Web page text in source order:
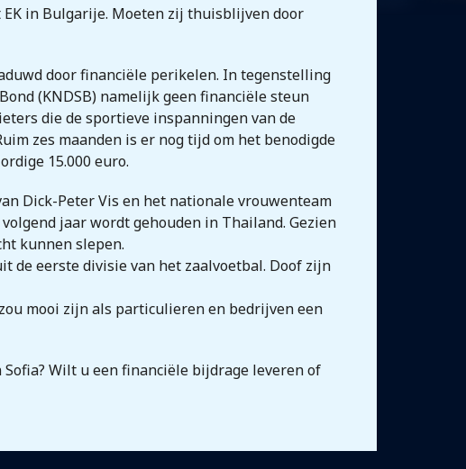
in Bulgarije. Moeten zij thuisblijven door
door financiële perikelen. In tegenstelling
(KNDSB) namelijk geen financiële steun
die de sportieve inspanningen van de
zes maanden is er nog tijd om het benodigde
15.000 euro.
Dick-Peter Vis en het nationale vrouwenteam
jaar wordt gehouden in Thailand. Gezien
kunnen slepen.
de eerste divisie van het zaalvoetbal. Doof zijn
mooi zijn als particulieren en bedrijven een
Wilt u een financiële bijdrage leveren of